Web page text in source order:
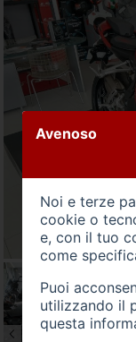
Avenoso
Noi e terze
cookie o
e, con il tuo
come
Puoi
utilizzando il
questa